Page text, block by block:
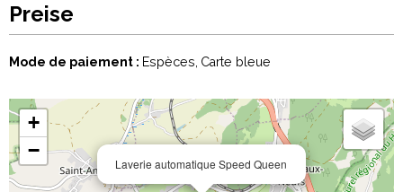
Preise
Mode de paiement : Espèces Carte bleue
Laverie automatique Speed Queen
+
−